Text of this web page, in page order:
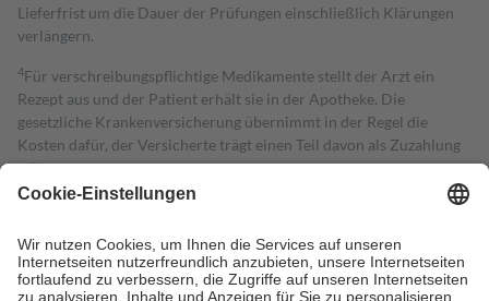
Lieferfrist um die Dauer der Prüfungen einschließlich Klärungen
verlängern.
4Für verschreibungspflichtige Medikamente stellt der Arzt ein
Rezept aus und der Patient erhält sie in der Apotheke. Die
gesetzliche Krankenversicherung übernimmt in der Regel die
Kosten dafür, der Versicherte trägt einen Teil davon als Zuzahlung
mit.
Grundsätzlich leisten Mitglieder Zuzahlungen in Höhe von zehn
höchstens zehn Euro.
Es sind jedoch nie mehr als die tatsächlichen
Kosten der Leistung zu entrichten.
Diese Regeln gelten grundsätzlich auch für Online-Apotheken.